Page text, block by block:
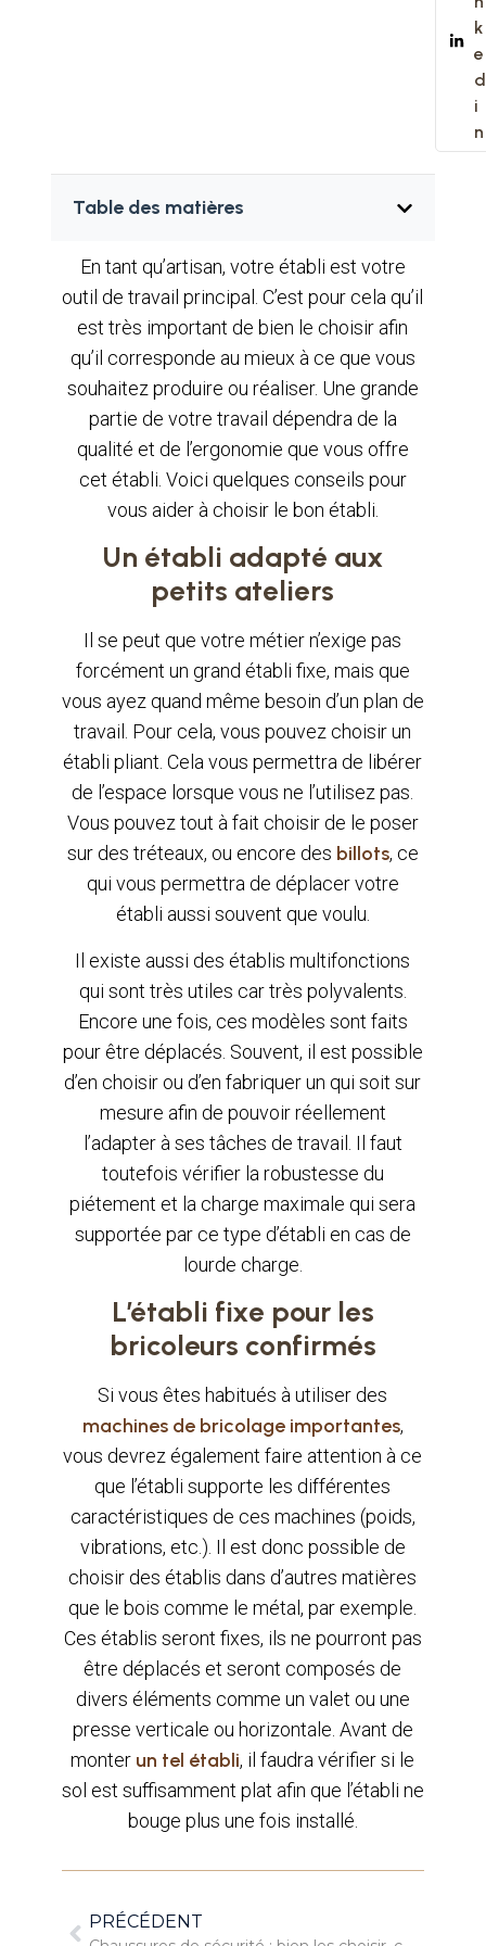
k
e
d
i
n
Table des matières
En tant qu’artisan, votre établi est votre
outil de travail principal. C’est pour cela qu’il
est très important de bien le choisir afin
qu’il corresponde au mieux à ce que vous
souhaitez produire ou réaliser. Une grande
partie de votre travail dépendra de la
qualité et de l’ergonomie que vous offre
cet établi. Voici quelques conseils pour
vous aider à choisir le bon établi.
Un établi adapté aux
petits ateliers
Il se peut que votre métier n’exige pas
forcément un grand établi fixe, mais que
vous ayez quand même besoin d’un plan de
travail. Pour cela, vous pouvez choisir un
établi pliant. Cela vous permettra de libérer
de l’espace lorsque vous ne l’utilisez pas.
Vous pouvez tout à fait choisir de le poser
sur des tréteaux, ou encore des billots, ce
qui vous permettra de déplacer votre
établi aussi souvent que voulu.
Il existe aussi des établis multifonctions
qui sont très utiles car très polyvalents.
Encore une fois, ces modèles sont faits
pour être déplacés. Souvent, il est possible
d’en choisir ou d’en fabriquer un qui soit sur
mesure afin de pouvoir réellement
l’adapter à ses tâches de travail. Il faut
toutefois vérifier la robustesse du
piétement et la charge maximale qui sera
supportée par ce type d’établi en cas de
lourde charge.
L’établi fixe pour les
bricoleurs confirmés
Si vous êtes habitués à utiliser des
machines de bricolage importantes,
vous devrez également faire attention à ce
que l’établi supporte les différentes
caractéristiques de ces machines (poids,
vibrations, etc.). Il est donc possible de
choisir des établis dans d’autres matières
que le bois comme le métal, par exemple.
Ces établis seront fixes, ils ne pourront pas
être déplacés et seront composés de
divers éléments comme un valet ou une
presse verticale ou horizontale. Avant de
monter un tel établi, il faudra vérifier si le
sol est suffisamment plat afin que l’établi ne
bouge plus une fois installé.
PRÉCÉDENT